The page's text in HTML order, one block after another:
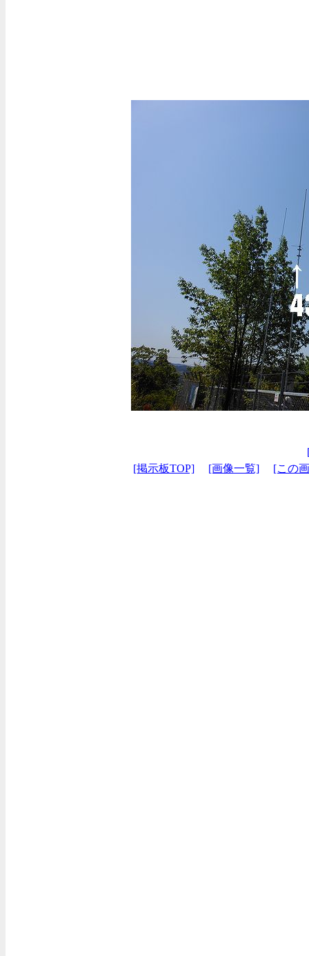
[掲示板TOP]
[画像一覧] [この